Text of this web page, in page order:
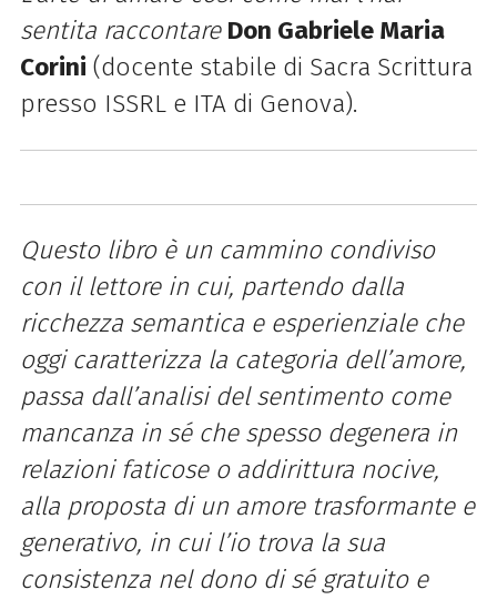
sentita raccontare Don Gabriele Maria
Corini (docente stabile di Sacra Scrittura
presso ISSRL e ITA di Genova).
Questo libro è un cammino condiviso
con il lettore in cui, partendo dalla
ricchezza semantica e esperienziale che
oggi caratterizza la categoria dell’amore,
passa dall’analisi del sentimento come
mancanza in sé che spesso degenera in
relazioni faticose o addirittura nocive,
alla proposta di un amore trasformante e
generativo, in cui l’io trova la sua
consistenza nel dono di sé gratuito e